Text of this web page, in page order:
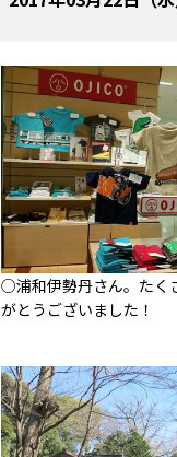
○浦和伊勢丹さん。たく
がとうございました！